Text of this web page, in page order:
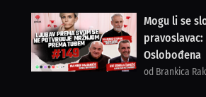
Mogu li se
Oslobođena
od Brankica